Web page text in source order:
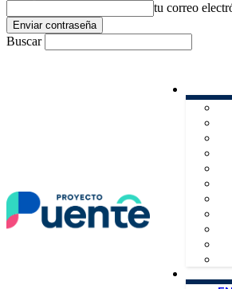
tu correo
Buscar